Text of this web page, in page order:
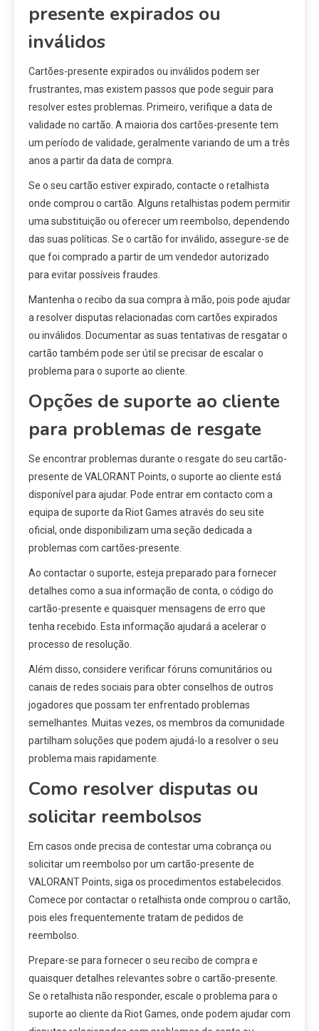
presente expirados ou
inválidos
Cartões-presente expirados ou inválidos podem ser
frustrantes, mas existem passos que pode seguir para
resolver estes problemas. Primeiro, verifique a data de
validade no cartão. A maioria dos cartões-presente tem
um período de validade, geralmente variando de um a três
anos a partir da data de compra.
Se o seu cartão estiver expirado, contacte o retalhista
onde comprou o cartão. Alguns retalhistas podem permitir
uma substituição ou oferecer um reembolso, dependendo
das suas políticas. Se o cartão for inválido, assegure-se de
que foi comprado a partir de um vendedor autorizado
para evitar possíveis fraudes.
Mantenha o recibo da sua compra à mão, pois pode ajudar
a resolver disputas relacionadas com cartões expirados
ou inválidos. Documentar as suas tentativas de resgatar o
cartão também pode ser útil se precisar de escalar o
problema para o suporte ao cliente.
Opções de suporte ao cliente
para problemas de resgate
Se encontrar problemas durante o resgate do seu cartão-
presente de VALORANT Points, o suporte ao cliente está
disponível para ajudar. Pode entrar em contacto com a
equipa de suporte da Riot Games através do seu site
oficial, onde disponibilizam uma seção dedicada a
problemas com cartões-presente.
Ao contactar o suporte, esteja preparado para fornecer
detalhes como a sua informação de conta, o código do
cartão-presente e quaisquer mensagens de erro que
tenha recebido. Esta informação ajudará a acelerar o
processo de resolução.
Além disso, considere verificar fóruns comunitários ou
canais de redes sociais para obter conselhos de outros
jogadores que possam ter enfrentado problemas
semelhantes. Muitas vezes, os membros da comunidade
partilham soluções que podem ajudá-lo a resolver o seu
problema mais rapidamente.
Como resolver disputas ou
solicitar reembolsos
Em casos onde precisa de contestar uma cobrança ou
solicitar um reembolso por um cartão-presente de
VALORANT Points, siga os procedimentos estabelecidos.
Comece por contactar o retalhista onde comprou o cartão,
pois eles frequentemente tratam de pedidos de
reembolso.
Prepare-se para fornecer o seu recibo de compra e
quaisquer detalhes relevantes sobre o cartão-presente.
Se o retalhista não responder, escale o problema para o
suporte ao cliente da Riot Games, onde podem ajudar com